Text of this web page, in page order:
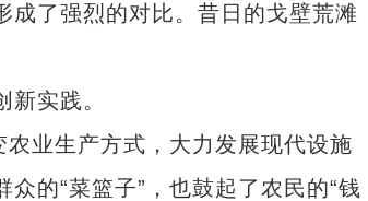
成了强烈的对比。昔日的戈壁荒滩
实践。
业生产方式，大力发展现代设施
的“菜篮子”，也鼓起了农民的“钱
谱写新时代新疆统一战线事业新篇章